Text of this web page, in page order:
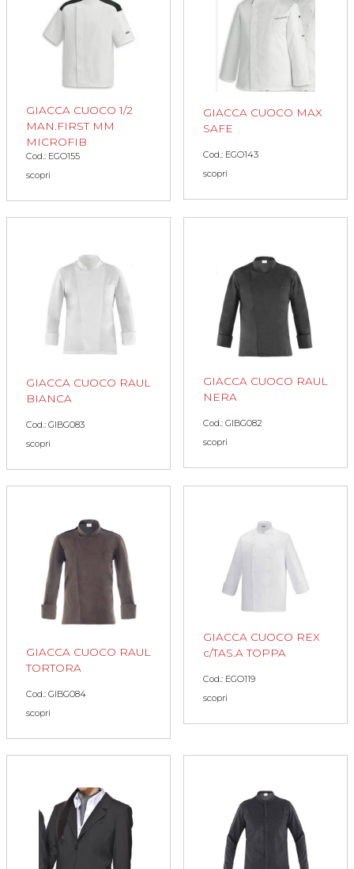
GIACCA CUOCO 1/2
MAN.FIRST MM
MICROFIB
Cod.: EGO155
scopri
GIACCA CUOCO MAX
SAFE
Cod.: EGO143
scopri
GIACCA CUOCO RAUL
BIANCA
Cod.: GIBG083
scopri
GIACCA CUOCO RAUL
NERA
Cod.: GIBG082
scopri
GIACCA CUOCO RAUL
TORTORA
Cod.: GIBG084
scopri
GIACCA CUOCO REX
c/TAS.A TOPPA
Cod.: EGO119
scopri